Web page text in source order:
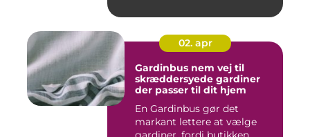
02. apr
Gardinbus nem vej til
skræddersyede gardiner
der passer til dit hjem
En Gardinbus gør det
markant lettere at vælge